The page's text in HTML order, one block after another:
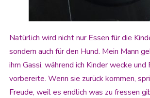
Natürlich wird nicht nur Essen für die
sondern auch für den Hund. Mein Mann
ihm Gassi, während ich Kinder wecke und
vorbereite. Wenn sie zurück kommen,
Freude, weil es endlich was zu fressen